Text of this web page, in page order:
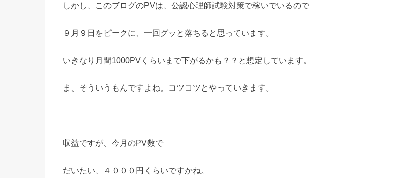
しかし、このブログのPVは、公認心理師試験対策で稼いでいるので
９月９日をピークに、一回グッと落ちると思っています。
いきなり月間1000PVくらいまで下がるかも？？と想定しています。
ま、そういうもんですよね。コツコツとやっていきます。
収益ですが、今月のPV数で
だいたい、４０００円くらいですかね。